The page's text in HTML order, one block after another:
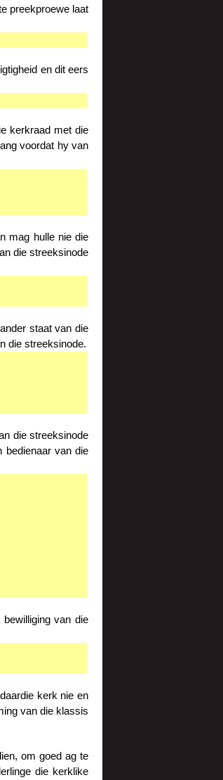
preekproewe laat
en dit eers
kerkraad met die
voordat hy van
mag hulle nie die
die streeksinode
staat van die
die streeksinode.
die streeksinode
bedienaar van die
van die
kerk nie en
van die klassis
om goed ag te
die kerklike